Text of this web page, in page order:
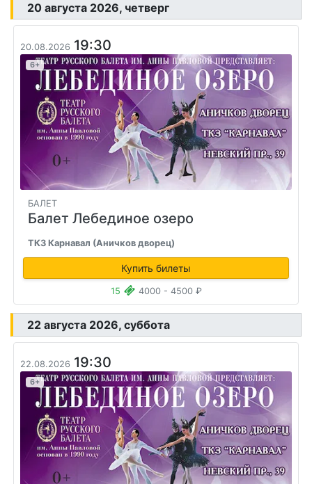
20 августа 2026, четверг
20.08.2026 19:30
6+
БАЛЕТ
Балет Лебединое озеро
ТКЗ Карнавал (Аничков дворец)
Купить билеты
15 4000 - 4500 ₽
22 августа 2026, суббота
22.08.2026 19:30
6+